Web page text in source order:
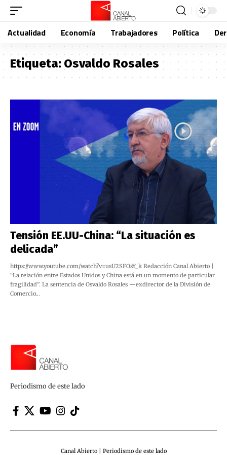
Actualidad Economía Trabajadores Política
Etiqueta:Osvaldo Rosales
Tensión EE.UU-China: “La situación es
delicada”
https://www.youtube.com/watch?v=usU2SFOsY_k Redacción Canal Abierto |
“La relación entre Estados Unidos y China está en un momento de particular
fragilidad”. La sentencia de Osvaldo Rosales —exdirector de la División de
Comercio…
Periodismo de este lado
Canal Abierto | Periodismo de este lado